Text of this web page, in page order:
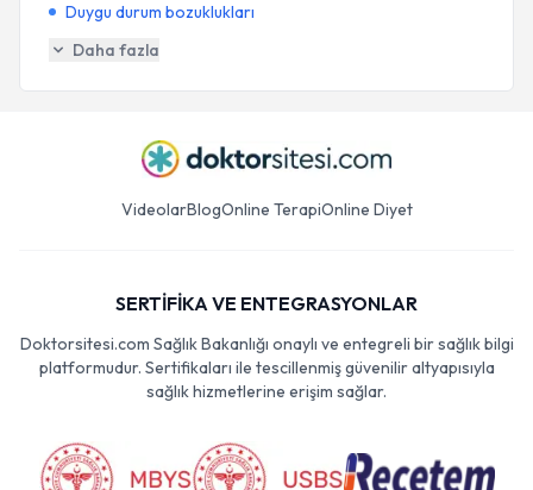
Duygu durum bozuklukları
Daha fazla
VideolarBlogOnline TerapiOnline Diyet
SERTİFİKA VE ENTEGRASYONLAR
Doktorsitesi.com Sağlık Bakanlığı onaylı ve entegreli bir sağlık bilgi
platformudur. Sertifikaları ile tescillenmiş güvenilir altyapısıyla
sağlık hizmetlerine erişim sağlar.